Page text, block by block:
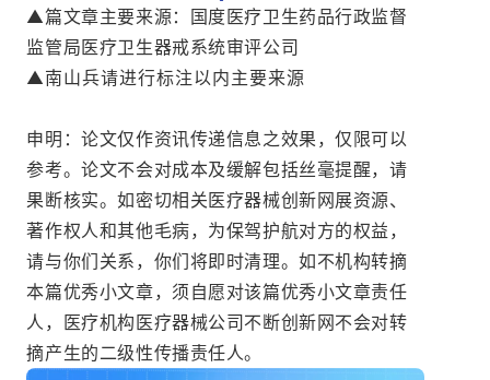
▲篇文章主要来源：国度医疗卫生药品行政监督
监管局医疗卫生器戒系统审评公司
▲南山兵请进行标注以内主要来源
申明：论文仅作资讯传递信息之效果，仅限可以
参考。论文不会对成本及缓解包括丝毫提醒，请
果断核实。如密切相关医疗器械创新网展资源、
著作权人和其他毛病，为保驾护航对方的权益，
请与你们关系，你们将即时清理。如不机构转摘
本篇优秀小文章，须自愿对该篇优秀小文章责任
人，医疗机构医疗器械公司不断创新网不会对转
摘产生的二级性传播责任人。